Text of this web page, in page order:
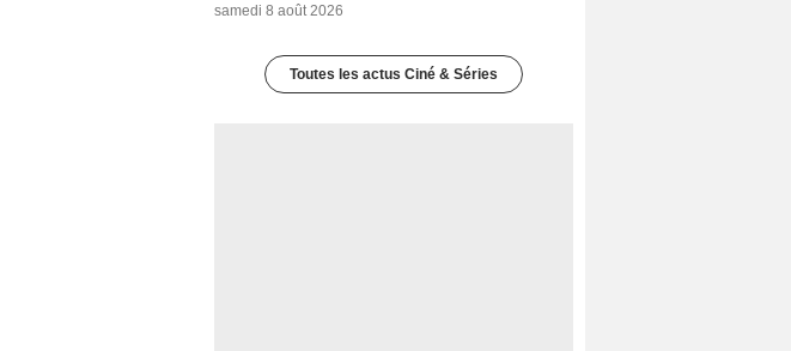
samedi 8 août 2026
Toutes les actus Ciné & Séries